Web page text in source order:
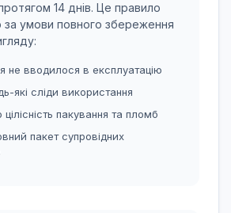
14 днів. Це правило
за умови повного збереження
не вводилося в експлуатацію
які сліди використання
пакування та пломб
пакет супровідних